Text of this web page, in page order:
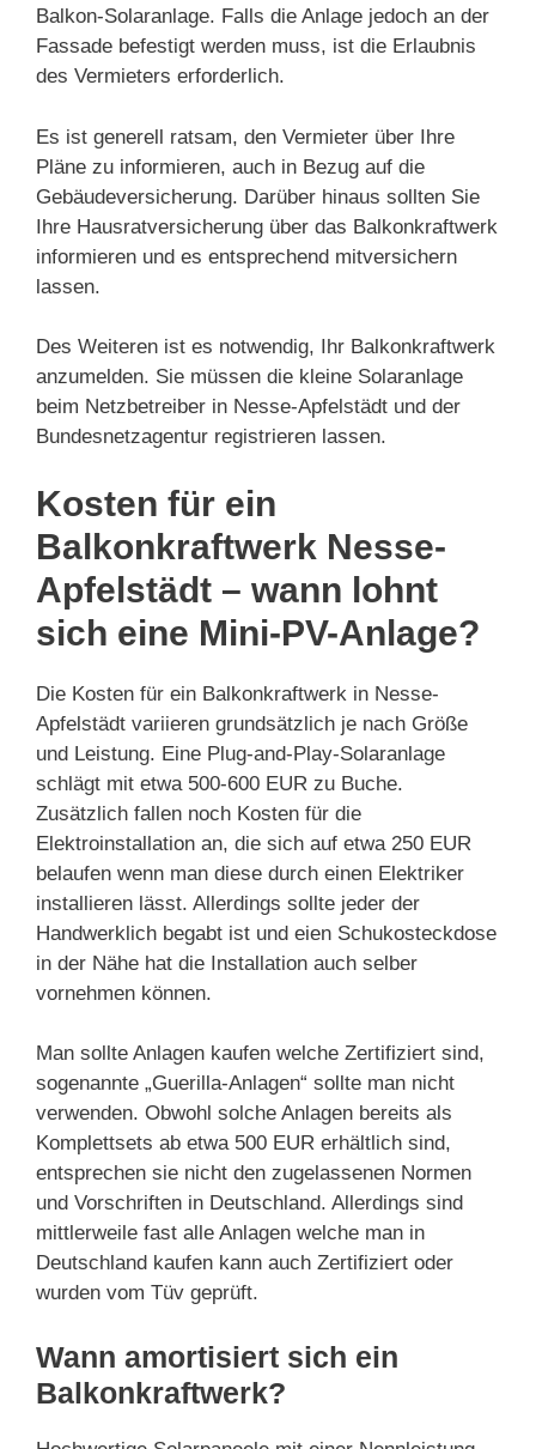
Balkon-Solaranlage. Falls die Anlage jedoch an der
Fassade befestigt werden muss, ist die Erlaubnis
des Vermieters erforderlich.
Es ist generell ratsam, den Vermieter über Ihre
Pläne zu informieren, auch in Bezug auf die
Gebäudeversicherung. Darüber hinaus sollten Sie
Ihre Hausratversicherung über das Balkonkraftwerk
informieren und es entsprechend mitversichern
lassen.
Des Weiteren ist es notwendig, Ihr Balkonkraftwerk
anzumelden. Sie müssen die kleine Solaranlage
beim Netzbetreiber in Nesse-Apfelstädt und der
Bundesnetzagentur registrieren lassen.
Kosten für ein
Balkonkraftwerk Nesse-
Apfelstädt – wann lohnt
sich eine Mini-PV-Anlage?
Die Kosten für ein Balkonkraftwerk in Nesse-
Apfelstädt variieren grundsätzlich je nach Größe
und Leistung. Eine Plug-and-Play-Solaranlage
schlägt mit etwa 500-600 EUR zu Buche.
Zusätzlich fallen noch Kosten für die
Elektroinstallation an, die sich auf etwa 250 EUR
belaufen wenn man diese durch einen Elektriker
installieren lässt. Allerdings sollte jeder der
Handwerklich begabt ist und eien Schukosteckdose
in der Nähe hat die Installation auch selber
vornehmen können.
Man sollte Anlagen kaufen welche Zertifiziert sind,
sogenannte „Guerilla-Anlagen“ sollte man nicht
verwenden. Obwohl solche Anlagen bereits als
Komplettsets ab etwa 500 EUR erhältlich sind,
entsprechen sie nicht den zugelassenen Normen
und Vorschriften in Deutschland. Allerdings sind
mittlerweile fast alle Anlagen welche man in
Deutschland kaufen kann auch Zertifiziert oder
wurden vom Tüv geprüft.
Wann amortisiert sich ein
Balkonkraftwerk?